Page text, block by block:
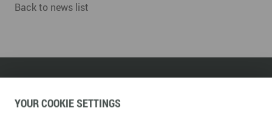
Back to news list
Adam-Ries-Straße 16
YOUR COOKIE SETTINGS